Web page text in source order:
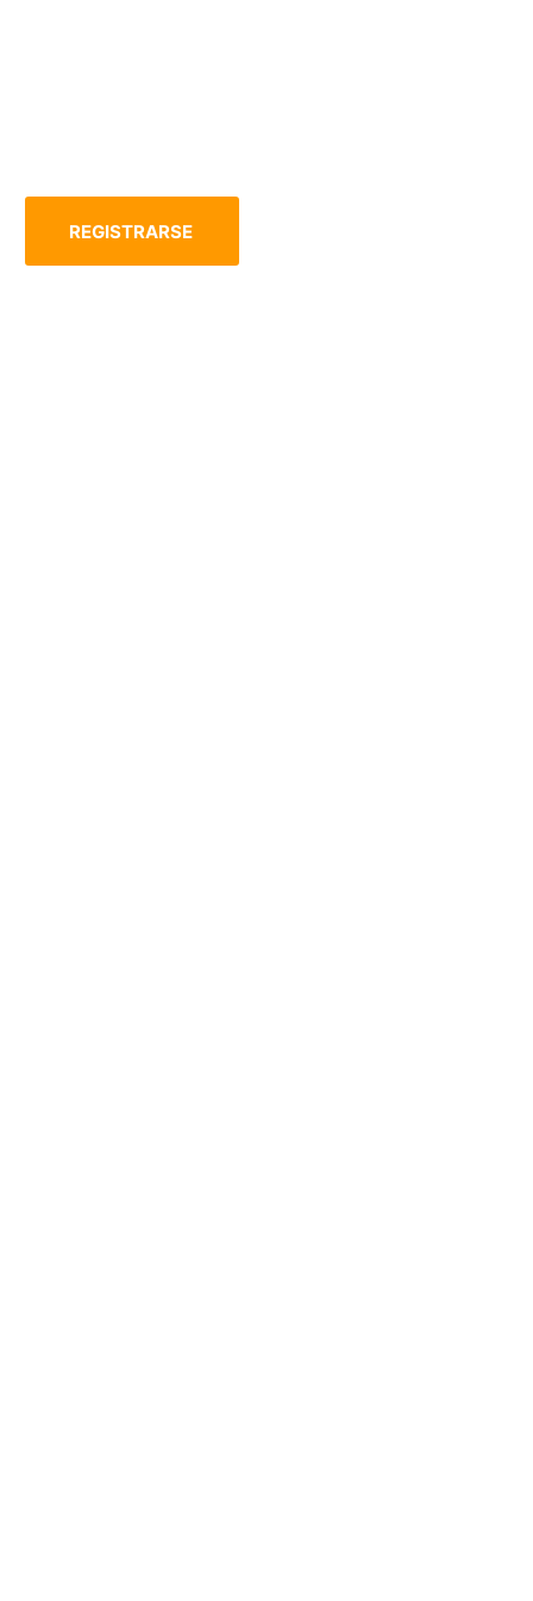
REGISTRARSE